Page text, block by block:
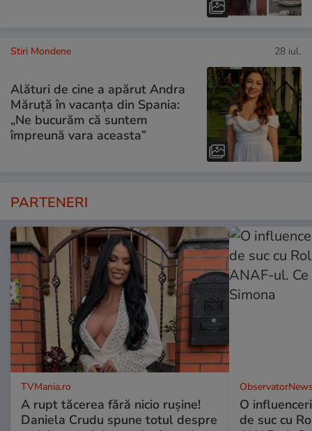
Stiri Mondene 28 iul.
Alături de cine a apărut Andra
Măruță în vacanța din Spania:
„Ne bucurăm că suntem
împreună vara aceasta”
PARTENERI
TVMania.ro
A rupt tăcerea fără nicio rușine!
Daniela Crudu spune totul despre
O
de suc cu